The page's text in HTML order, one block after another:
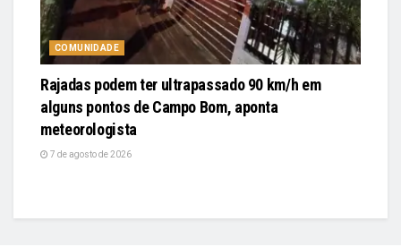
COMUNIDADE
Rajadas podem ter ultrapassado 90 km/h em
alguns pontos de Campo Bom, aponta
meteorologista
7 de agosto de 2026